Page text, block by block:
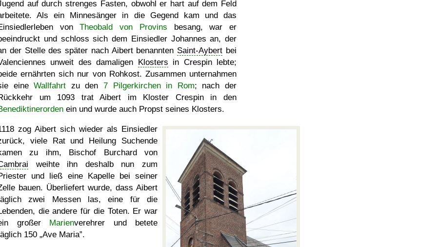
auf durch strenges Fasten, obwohl er hart auf dem Feld
Als ein Minnesänger in die Gegend kam und das
vonTheobald von Provins besang, war er
und schloss sich dem Einsiedler Johannes an, der
der Stelle des später nach Aibert benannten Saint-Aybert bei
unweit des damaligen Klosters in Crespin lebte;
ernährten sich nur von Rohkost. Zusammen unternahmen
eineWallfahrt zu den7 Pilgerkirchen in Rom; nach der
um 1093 trat Aibert im Kloster Crespin in den
ein und wurde auch Propst seines Klosters.
zog Aibert sich wieder als Einsiedler
viele Rat und Heilung Suchende
zu ihm, Bischof Burchard von
weihte ihn deshalb nun zum
und ließ eine Kapelle bei seiner
bauen. Überliefert wurde, dass Aibert
zwei Messen las, eine für die
die andere für die Toten. Er war
großer Marienverehrer und betete
150 Ave Maria .